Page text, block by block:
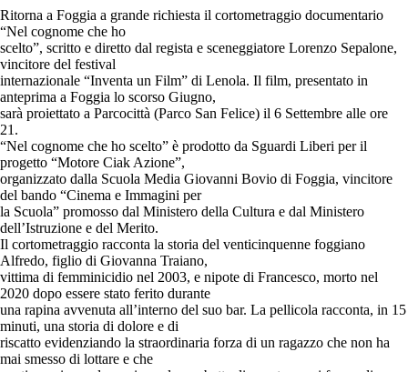
Ritorna a Foggia a grande richiesta il cortometraggio documentario
“Nel cognome che ho
scelto”, scritto e diretto dal regista e sceneggiatore Lorenzo Sepalone,
vincitore del festival
internazionale “Inventa un Film” di Lenola. Il film, presentato in
anteprima a Foggia lo scorso Giugno,
sarà proiettato a Parcocittà (Parco San Felice) il 6 Settembre alle ore
21.
“Nel cognome che ho scelto” è prodotto da Sguardi Liberi per il
progetto “Motore Ciak Azione”,
organizzato dalla Scuola Media Giovanni Bovio di Foggia, vincitore
del bando “Cinema e Immagini per
la Scuola” promosso dal Ministero della Cultura e dal Ministero
dell’Istruzione e del Merito.
Il cortometraggio racconta la storia del venticinquenne foggiano
Alfredo, figlio di Giovanna Traiano,
vittima di femminicidio nel 2003, e nipote di Francesco, morto nel
2020 dopo essere stato ferito durante
una rapina avvenuta all’interno del suo bar. La pellicola racconta, in 15
minuti, una storia di dolore e di
riscatto evidenziando la straordinaria forza di un ragazzo che non ha
mai smesso di lottare e che